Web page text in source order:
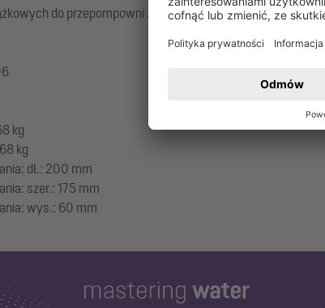
do przepompowni zewnętrznej Aqualift F Mono/
kg
kg
dł.: 200 mm
szer.: 175 mm